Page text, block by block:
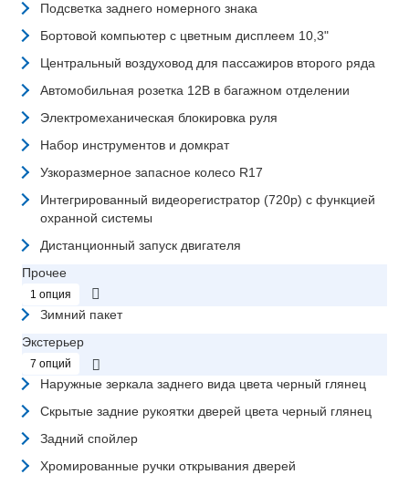
Подсветка заднего номерного знака
Бортовой компьютер с цветным дисплеем 10,3"
Центральный воздуховод для пассажиров второго ряда
Автомобильная розетка 12В в багажном отделении
Электромеханическая блокировка руля
Набор инструментов и домкрат
Узкоразмерное запасное колесо R17
Интегрированный видеорегистратор (720p) с функцией
охранной системы
Дистанционный запуск двигателя
Прочее
1 опция
Зимний пакет
Экстерьер
7 опций
Наружные зеркала заднего вида цвета черный глянец
Скрытые задние рукоятки дверей цвета черный глянец
Задний спойлер
Хромированные ручки открывания дверей